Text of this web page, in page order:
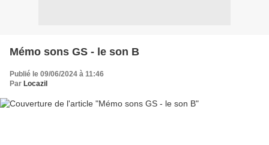
Mémo sons GS - le son B
Publié le 09/06/2024 à 11:46
Par Locazil